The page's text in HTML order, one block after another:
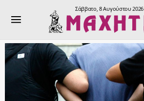
Σάββατο, 8 Αυγούστου 2026